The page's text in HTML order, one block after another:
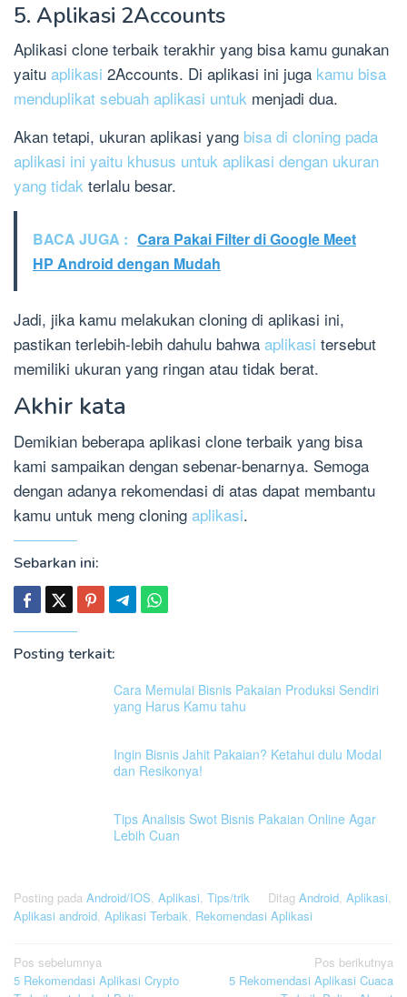
5. Aplikasi 2Accounts
Aplikasi clone terbaik terakhir yang bisa kamu gunakan
yaitu aplikasi 2Accounts. Di aplikasi ini juga kamu bisa
menduplikat sebuah aplikasi untuk menjadi dua.
Akan tetapi, ukuran aplikasi yang bisa di cloning pada
aplikasi ini yaitu khusus untuk aplikasi dengan ukuran
yang tidak terlalu besar.
BACA JUGA : Cara Pakai Filter di Google Meet
HP Android dengan Mudah
Jadi, jika kamu melakukan cloning di aplikasi ini,
pastikan terlebih-lebih dahulu bahwa aplikasi tersebut
memiliki ukuran yang ringan atau tidak berat.
Akhir kata
Demikian beberapa aplikasi clone terbaik yang bisa
kami sampaikan dengan sebenar-benarnya. Semoga
dengan adanya rekomendasi di atas dapat membantu
kamu untuk meng cloning aplikasi.
Sebarkan ini:
Posting terkait:
Cara Memulai Bisnis Pakaian Produksi Sendiri
yang Harus Kamu tahu
Ingin Bisnis Jahit Pakaian? Ketahui dulu Modal
dan Resikonya!
Tips Analisis Swot Bisnis Pakaian Online Agar
Lebih Cuan
Posting pada Android/IOS, Aplikasi, Tips/trik Ditag Android, Aplikasi,
Aplikasi android, Aplikasi Terbaik, Rekomendasi Aplikasi
Navigasi
pos
Pos sebelumnya
5 Rekomendasi Aplikasi Crypto
Pos berikutnya
5 Rekomendasi Aplikasi Cuaca